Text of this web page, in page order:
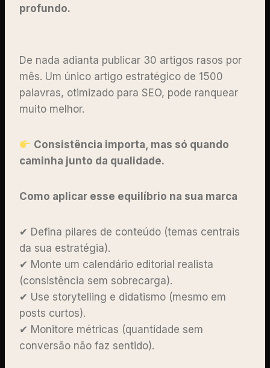
profundo.
De nada adianta publicar 30 artigos rasos por
mês. Um único artigo estratégico de 1500
palavras, otimizado para SEO, pode ranquear
muito melhor.
Consistência importa, mas só quando
caminha junto da qualidade.
Como aplicar esse equilíbrio na sua marca
✔ Defina pilares de conteúdo (temas centrais
da sua estratégia).
✔ Monte um calendário editorial realista
(consistência sem sobrecarga).
✔ Use storytelling e didatismo (mesmo em
posts curtos).
✔ Monitore métricas (quantidade sem
conversão não faz sentido).